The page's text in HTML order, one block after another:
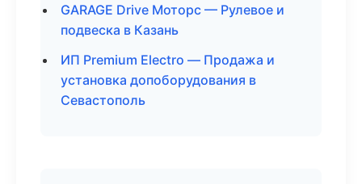
GARAGE Drive Моторс — Рулевое и
подвеска в Казань
ИП Premium Electro — Продажа и
установка допоборудования в
Севастополь